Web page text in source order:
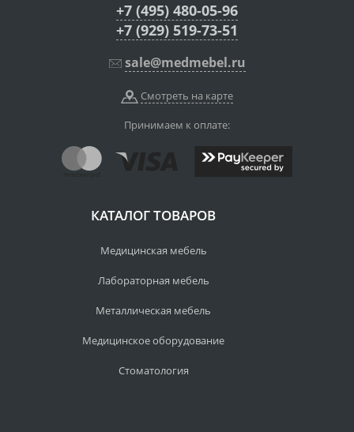
+7 (495) 480-05-96
+7 (929) 519-73-51
sale@medmebel.ru
Смотреть на карте
Принимаем к оплате:
КАТАЛОГ ТОВАРОВ
Медицинская мебель
Лабораторная мебель
Металлическая мебель
Медицинское оборудование
Стоматология